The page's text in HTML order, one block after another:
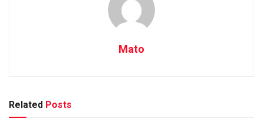
Mato
Related Posts